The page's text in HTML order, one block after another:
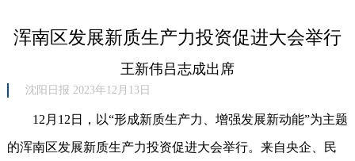
浑南区发展新质生产力投资促进大会举行
王新伟吕志成出席
沈阳日报 2023年12月13日
12月12日，以“形成新质生产力、增强发展新动能”为主题
的浑南区发展新质生产力投资促进大会举行。来自央企、民